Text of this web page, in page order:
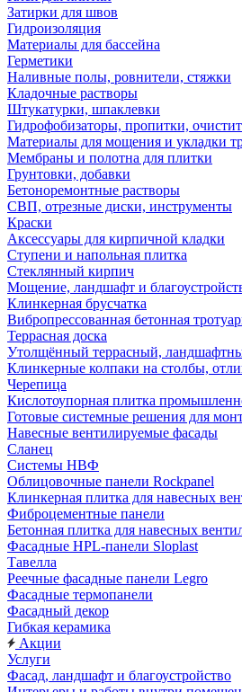
Затирки для швов
Гидроизоляция
Материалы для бассейна
Герметики
Наливные полы, ровнители, стяжки
Кладочные растворы
Штукатурки, шпаклевки
Гидрофобизаторы, пропитки,
Материалы для мощения и укладки
Мембраны и полотна для плитки
Грунтовки, добавки
Бетоноремонтные растворы
СВП, отрезные диски, инструменты
Краски
Аксессуары для кирпичной кладки
Ступени и напольная плитка
Cтеклянный кирпич
Мощение, ландшафт и
Клинкерная брусчатка
Вибропрессованная бетонная
Террасная доска
Утолщённый террасный,
Клинкерные колпаки на столбы,
Черепица
Кислотоупорная плитка
Готовые системные решения для
Навесные вентилируемые фасады
Сланец
Системы НВФ
Облицовочные панели Rockpanel
Клинкерная плитка для навесных
Фиброцементные панели
Бетонная плитка для навесных
Фасадные HPL-панели Sloplast
Тавелла
Реечные фасадные панели Legro
Фасадные термопанели
Фасадный декор
Гибкая керамика
Акции
Услуги
Фасад, ландшафт и благоустройство